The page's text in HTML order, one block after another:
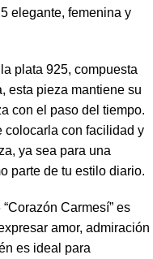
elegante, femenina y
plata 925, compuesta
esta pieza mantiene su
con el paso del tiempo.
colocarla con facilidad y
ya sea para una
parte de tu estilo diario.
Carmesí” es
amor, admiración
es ideal para